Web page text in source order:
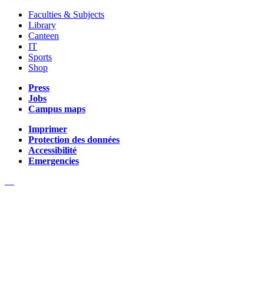
Faculties & Subjects
Library
Canteen
IT
Sports
Shop
Press
Jobs
Campus maps
Imprimer
Protection des données
Accessibilité
Emergencies